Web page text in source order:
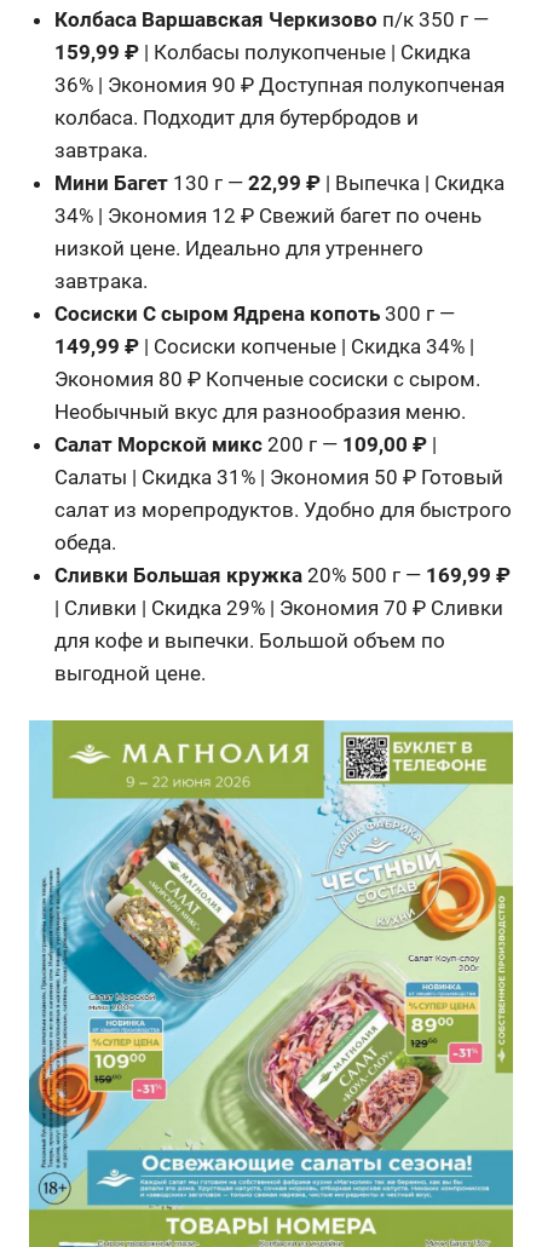
Колбаса Варшавская Черкизово п/к 350 г —
159,99 ₽ | Колбасы полукопченые | Скидка
36% | Экономия 90 ₽ Доступная полукопченая
колбаса. Подходит для бутербродов и
завтрака.
Мини Багет 130 г —22,99 ₽ | Выпечка | Скидка
34% | Экономия 12 ₽ Свежий багет по очень
низкой цене. Идеально для утреннего
завтрака.
Сосиски С сыром Ядрена копоть 300 г —
149,99 ₽ | Сосиски копченые | Скидка 34% |
Экономия 80 ₽ Копченые сосиски с сыром.
Необычный вкус для разнообразия меню.
Салат Морской микс 200 г — 109,00 ₽ |
Салаты | Скидка 31% | Экономия 50 ₽ Готовый
салат из морепродуктов. Удобно для быстрого
обеда.
Сливки Большая кружка 20% 500 г — 169,99 ₽
| Сливки | Скидка 29% | Экономия 70 ₽ Сливки
для кофе и выпечки. Большой объем по
выгодной цене.